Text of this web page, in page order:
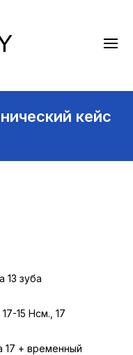
кейс
13 зуба
15 Нсм., 17
17 + временный